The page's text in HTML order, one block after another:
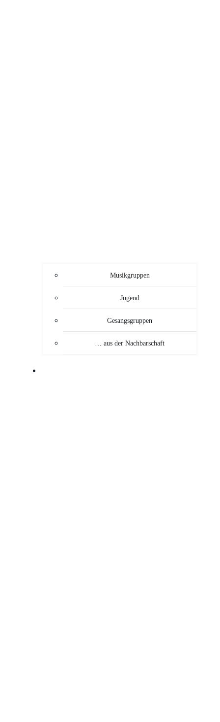
Musikgruppen
Jugend
Gesangsgruppen
… aus der Nachbarschaft